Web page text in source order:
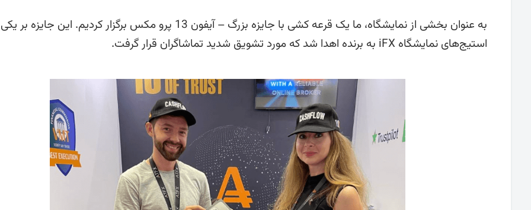
به عنوان بخشی از نمایشگاه، ما یک قرعه کشی با جایزه بزرگ – آیفون 13 پرو مکس برگزار کردیم. این جایزه
استیج‌های نمایشگاه iFX به برنده اهدا شد که مورد تشویق شدید تماشاگران قرار گرفت.